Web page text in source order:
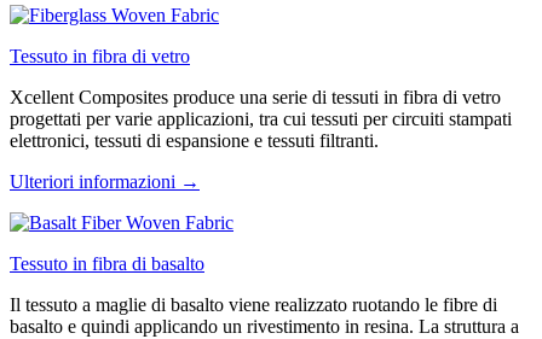
Tessuto in fibra di vetro
Xcellent Composites produce una serie di tessuti in fibra di vetro
progettati per varie applicazioni, tra cui tessuti per circuiti stampati
elettronici, tessuti di espansione e tessuti filtranti.
Ulteriori informazioni →
Tessuto in fibra di basalto
Il tessuto a maglie di basalto viene realizzato ruotando le fibre di
basalto e quindi applicando un rivestimento in resina. La struttura a